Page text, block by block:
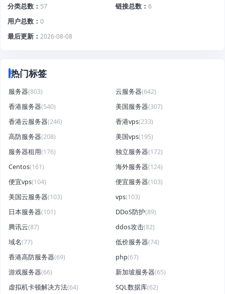
分类总数
57 链接总数
6
用户总数
0
最后更新
2026-08-08
热门标签
服务器(803) 云服务器(642)
香港服务器(540) 美国服务器(307)
香港云服务器(246) 香港vps(233)
高防服务器(208) 美国vps(195)
服务器租用(176) 独立服务器(172)
Centos(161) 海外服务器(124)
便宜vps(104) 便宜服务器(103)
美国云服务器(103) vps(103)
日本服务器(101) DDoS防护(89)
腾讯云(87) ddos攻击(82)
域名(77) 低价服务器(74)
香港高防服务器(69) php(67)
游戏服务器(66) 新加坡服务器(65)
虚拟机卡顿解决方法(64) SQL数据库(62)